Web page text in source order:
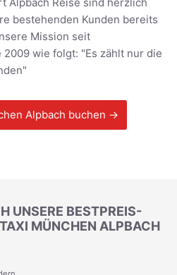
bestehenden Kunden bereits
Mission seit
wie folgt: "Es zählt nur die
Alpbach buchen →
UNSERE BESTPREIS-
MÜNCHEN ALPBACH